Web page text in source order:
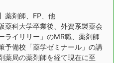
薬剤師、FP、他
薬科大学卒業後、外資系製薬会
ライリリー」のMR職、薬剤師
予備校「薬学ゼミナール」の講
薬局の薬剤師を経て現在に至